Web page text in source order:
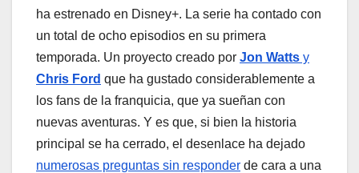
ha estrenado en Disney+. La serie ha contado con
un total de ocho episodios en su primera
temporada. Un proyecto creado por Jon Watts y
Chris Ford que ha gustado considerablemente a
los fans de la franquicia, que ya sueñan con
nuevas aventuras. Y es que, si bien la historia
principal se ha cerrado, el desenlace ha dejado
numerosas preguntas sin responder de cara a una